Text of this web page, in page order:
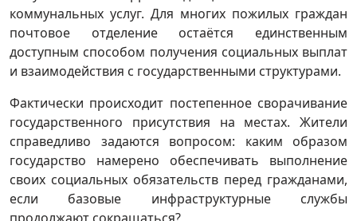
коммунальных услуг. Для многих пожилых граждан
почтовое отделение остаётся единственным
доступным способом получения социальных выплат
и взаимодействия с государственными структурами.
Фактически происходит постепенное сворачивание
государственного присутствия на местах. Жители
справедливо задаются вопросом: каким образом
государство намерено обеспечивать выполнение
своих социальных обязательств перед гражданами,
если базовые инфраструктурные службы